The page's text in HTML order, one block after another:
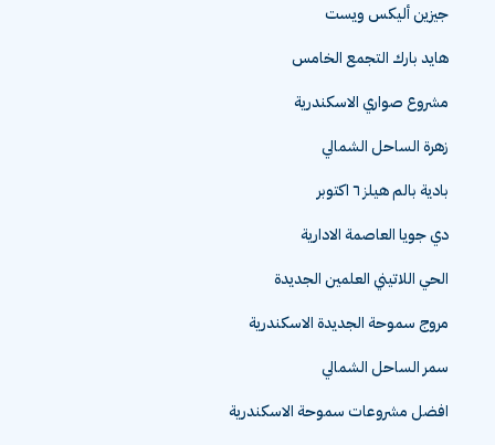
جيزين أليكس ويست
هايد بارك التجمع الخامس
مشروع صواري الاسكندرية
زهرة الساحل الشمالي
بادية بالم هيلز ٦ اكتوبر
دي جويا العاصمة الادارية
الحي اللاتيني العلمين الجديدة
مروج سموحة الجديدة الاسكندرية
سمر الساحل الشمالي
افضل مشروعات سموحة الاسكندرية